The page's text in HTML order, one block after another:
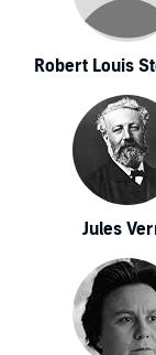
Robert Louis
Jules